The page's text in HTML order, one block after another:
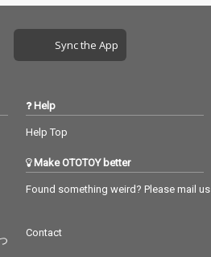
Sync the App
Help
Help Top
Make OTOTOY better
Found something weird? Please mail us
Contact